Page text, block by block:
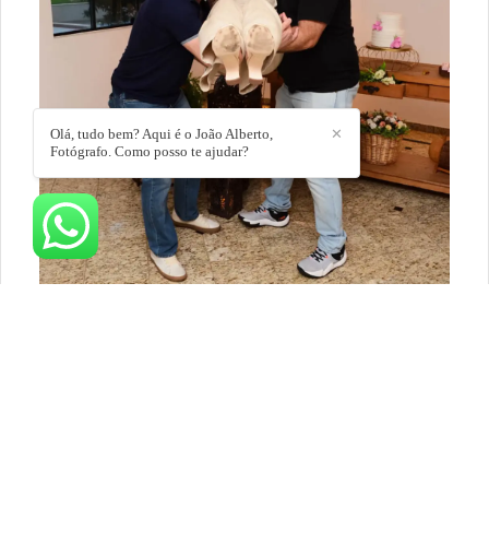
✕
Olá, tudo bem? Aqui é o João Alberto,
Fotógrafo. Como posso te ajudar?